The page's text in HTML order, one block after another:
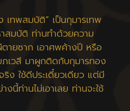
มบัติ” เป็นกุมารเทพ
สมบัติ ท่านทำด้วยความ
ายซาก เอาศพค้างปี หรือ
วสี มาผูกติดกับกุมารทอง
ง ใช้ดีประเดี๋ยวเดียว แต่มี
นี้ท่านไม่เอาเลย ท่านจะใช้